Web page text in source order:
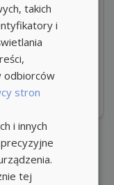
takich
i
odbiorców
stron
i innych
tej